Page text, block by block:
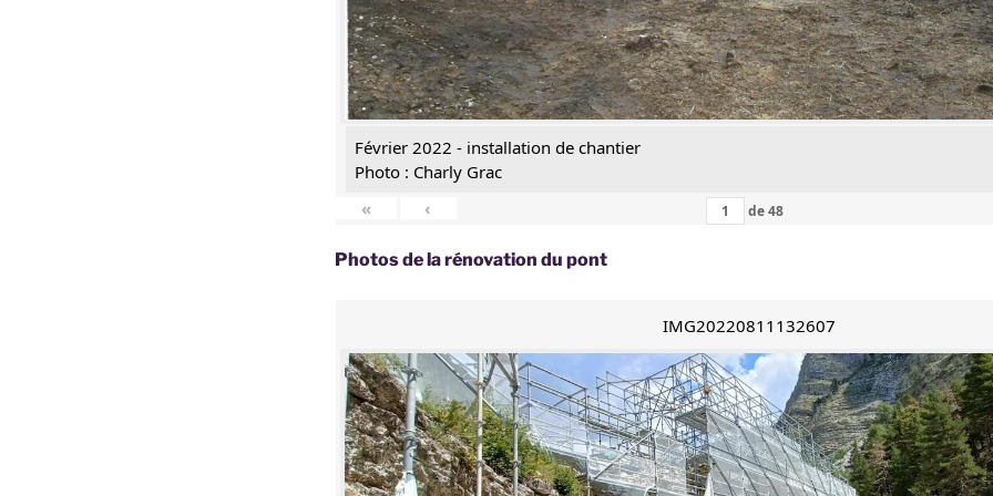
Février 2022 - installation de chantier
Photo : Charly Grac
«
‹ de48
Photos de la rénovation du pont
IMG20220811132607